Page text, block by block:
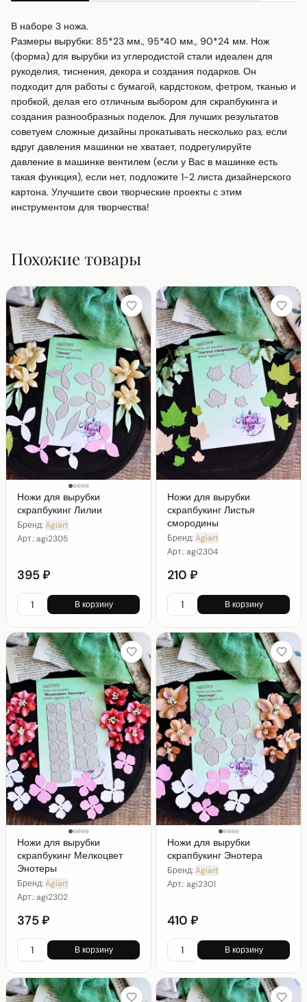
В наборе 3 ножа.
Размеры вырубки: 85*23 мм., 95*40 мм., 90*24 мм. Нож
(форма) для вырубки из углеродистой стали идеален для
рукоделия, тиснения, декора и создания подарков. Он
подходит для работы с бумагой, кардстоком, фетром, тканью и
пробкой, делая его отличным выбором для скрапбукинга и
создания разнообразных поделок. Для лучших результатов
советуем сложные дизайны прокатывать несколько раз, если
вдруг давления машинки не хватает, подрегулируйте
давление в машинке вентилем (если у Вас в машинке есть
такая функция), если нет, подложите 1-2 листа дизайнерского
картона. Улучшите свои творческие проекты с этим
инструментом для творчества!
Похожие товары
Ножи для вырубки
скрапбукинг Лилии
Бренд:Agiart
Арт.:agi2305
395 ₽
В корзину
Ножи для вырубки
скрапбукинг Листья
смородины
Бренд:Agiart
Арт.:agi2304
210 ₽
В корзину
Ножи для вырубки
скрапбукинг Мелкоцвет
Энотеры
Бренд:Agiart
Арт.:agi2302
375 ₽
В корзину
Ножи для вырубки
скрапбукинг Энотера
Бренд:Agiart
Арт.:agi2301
410 ₽
В корзину